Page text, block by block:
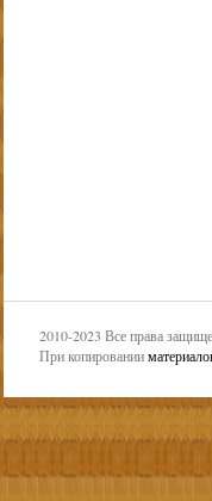
2010-2023 Все права
При копировании